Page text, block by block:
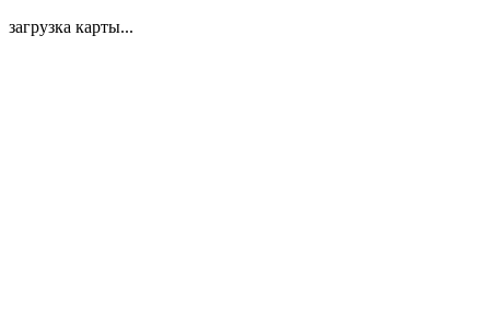
загрузка карты...